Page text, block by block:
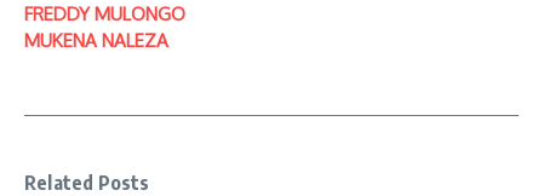
FREDDY MULONGO
MUKENA NALEZA
Related Posts